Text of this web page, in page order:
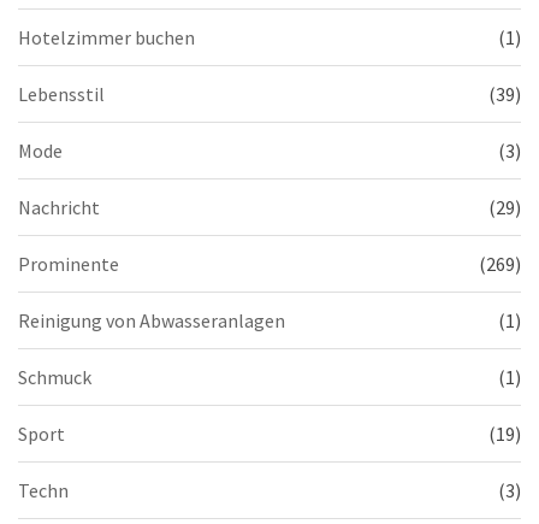
Hotelzimmer buchen (1)
Lebensstil (39)
Mode (3)
Nachricht (29)
Prominente (269)
Reinigung von Abwasseranlagen (1)
Schmuck (1)
Sport (19)
Techn (3)